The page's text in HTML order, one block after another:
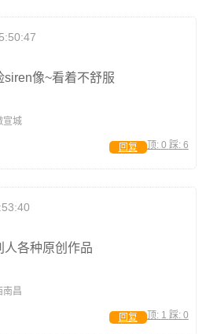
siren像~看着不舒服
宣城
顶: 0 踩: 6
回复
人各种原创作品
南昌
顶: 1 踩: 0
回复